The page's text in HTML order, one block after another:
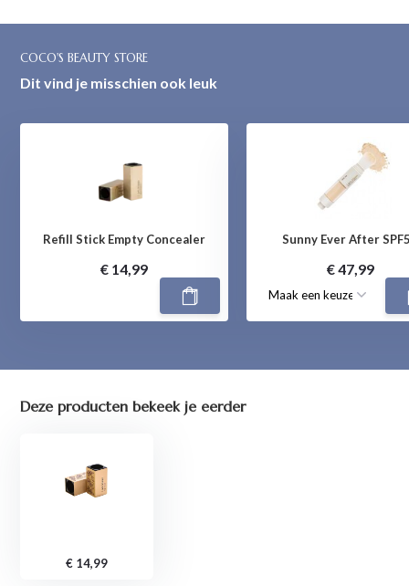
COCO'S BEAUTY STORE
Dit vind je misschien ook leuk
Refill Stick Empty Concealer
€ 14,99
Sunny Ever After
€ 47,99
Deze producten bekeek je eerder
€ 14,99